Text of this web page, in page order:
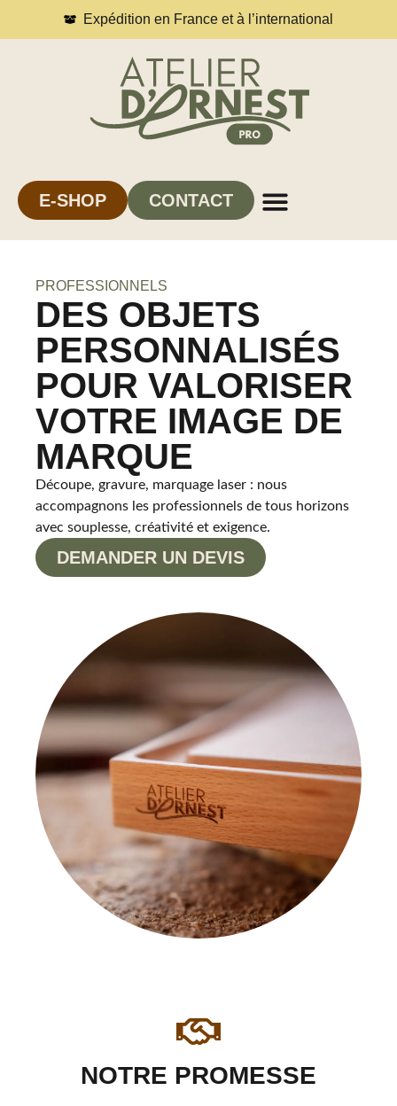
Expédition en France et à l’international
E-SHOP CONTACT
PROFESSIONNELS
DES OBJETS
PERSONNALISÉS
POUR VALORISER
VOTRE IMAGE DE
MARQUE
Découpe, gravure, marquage laser : nous
accompagnons les professionnels de tous horizons
avec souplesse, créativité et exigence.
DEMANDER UN DEVIS
NOTRE PROMESSE